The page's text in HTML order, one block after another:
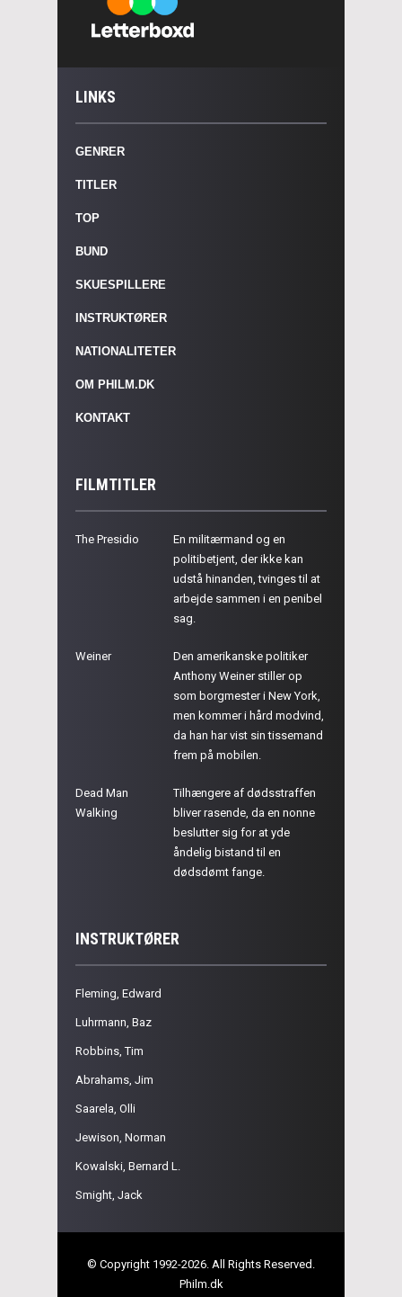
LINKS
GENRER
TITLER
TOP
BUND
SKUESPILLERE
INSTRUKTØRER
NATIONALITETER
OM PHILM.DK
KONTAKT
FILMTITLER
The Presidio
En militærmand og en
politibetjent, der ikke kan
udstå hinanden, tvinges til at
arbejde sammen i en penibel
sag.
Weiner
Den amerikanske politiker
Anthony Weiner stiller op
som borgmester i New York,
men kommer i hård modvind,
da han har vist sin tissemand
frem på mobilen.
Dead Man
Walking
Tilhængere af dødsstraffen
bliver rasende, da en nonne
beslutter sig for at yde
åndelig bistand til en
dødsdømt fange.
INSTRUKTØRER
Fleming, Edward
Luhrmann, Baz
Robbins, Tim
Abrahams, Jim
Saarela, Olli
Jewison, Norman
Kowalski, Bernard L.
Smight, Jack
© Copyright 1992-2026. All Rights Reserved.
Philm.dk